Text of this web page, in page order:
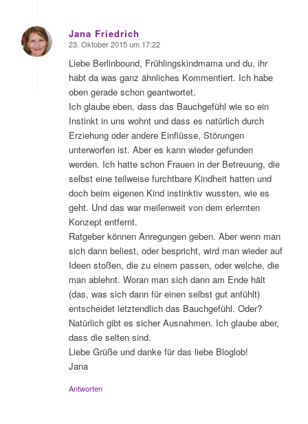
Jana Friedrich
sagte:
23. Oktober 2015 um 17:22
Liebe Berlinbound, Frühlingskindmama und du, ihr
habt da was ganz ähnliches Kommentiert. Ich habe
oben gerade schon geantwortet.
Ich glaube eben, dass das Bauchgefühl wie so ein
Instinkt in uns wohnt und dass es natürlich durch
Erziehung oder andere Einflüsse, Störungen
unterworfen ist. Aber es kann wieder gefunden
werden. Ich hatte schon Frauen in der Betreuung, die
selbst eine teilweise furchtbare Kindheit hatten und
doch beim eigenen Kind instinktiv wussten, wie es
geht. Und das war meilenweit von dem erlernten
Konzept entfernt.
Ratgeber können Anregungen geben. Aber wenn man
sich dann beliest, oder bespricht, wird man wieder auf
Ideen stoßen, die zu einem passen, oder welche, die
man ablehnt. Woran man sich dann am Ende hält
(das, was sich dann für einen selbst gut anfühlt)
entscheidet letztendlich das Bauchgefühl. Oder?
Natürlich gibt es sicher Ausnahmen. Ich glaube aber,
dass die selten sind.
Liebe Grüße und danke für das liebe Bloglob!
Jana
Antworten